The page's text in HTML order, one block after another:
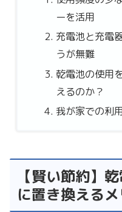
ーを活用
充電池と充電
うが無難
乾電池の使用
えるのか？
我が家での利
【賢い節約】
に置き換える